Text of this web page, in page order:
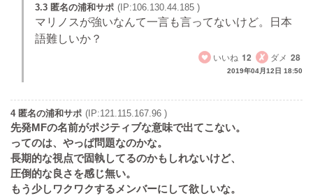
3.3 匿名の浦和サポ (IP:106.130.44.185 )
マリノスが強いなんて一言も言ってないけど。日本
語難しいか？
いいね 12 ダメ 28
2019年04月12日 18:50
4 匿名の浦和サポ (IP:121.115.167.96 )
先発MFの名前がポジティブな意味で出てこない。
ってのは、やっぱ問題なのかな。
長期的な視点で固執してるのかもしれないけど、
圧倒的な良さを感じ無い。
もう少しワクワクするメンバーにして欲しいな。